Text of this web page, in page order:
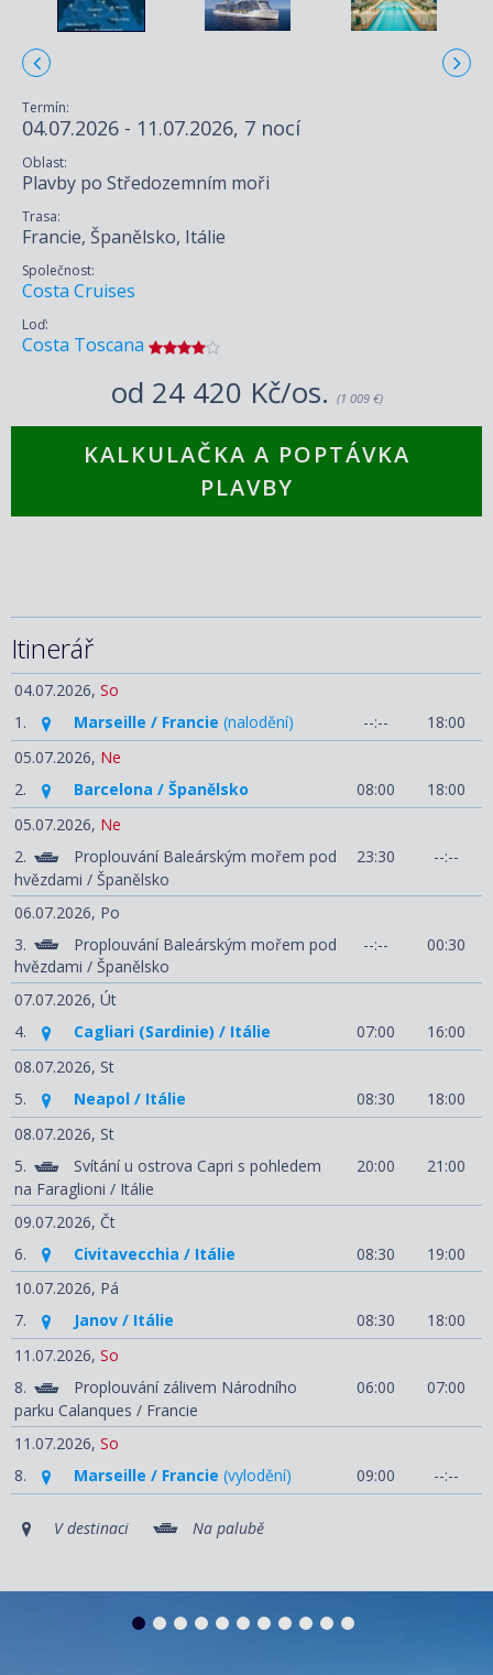
Termín:
04.07.2026 - 11.07.2026, 7 nocí
Oblast:
Plavby po Středozemním moři
Trasa:
Francie, Španělsko, Itálie
Společnost:
Costa Cruises
Loď:
Costa Toscana
od 24 420 Kč/os. (1 009 €)
KALKULAČKA A POPTÁVKA
PLAVBY
Itinerář
04.07.2026, So
1.
Marseille / Francie (nalodění) --:--
18:00
05.07.2026, Ne
2.
Barcelona / Španělsko 08:00
18:00
05.07.2026, Ne
2.
Proplouvání Baleárským mořem pod
hvězdami / Španělsko
23:30 --:--
06.07.2026, Po
3.
Proplouvání Baleárským mořem pod
hvězdami / Španělsko
--:-- 00:30
07.07.2026, Út
4.
Cagliari (Sardinie) / Itálie 07:00
16:00
08.07.2026, St
5.
Neapol / Itálie 08:30
18:00
08.07.2026, St
5.
Svítání u ostrova Capri s pohledem
na Faraglioni / Itálie
20:00 21:00
09.07.2026, Čt
6.
Civitavecchia / Itálie 08:30
19:00
10.07.2026, Pá
7.
Janov / Itálie 08:30
18:00
11.07.2026, So
8.
Proplouvání zálivem Národního
parku Calanques / Francie
06:00 07:00
11.07.2026, So
8.
Marseille / Francie (vylodění) 09:00 --:--
V destinaci Na palubě